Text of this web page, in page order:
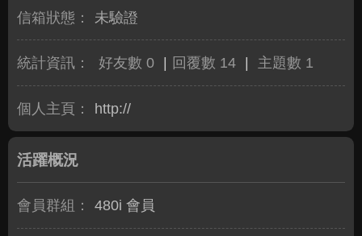
信箱狀態： 未驗證
統計資訊： 好友數 0 回覆數 14 主題數 1
個人主頁： http://
活躍概況
會員群組： 480i 會員